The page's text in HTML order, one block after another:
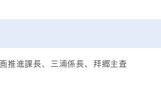
推進課長、三浦係長、拜郷主査